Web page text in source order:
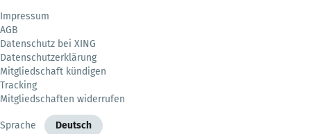
Impressum
AGB
Datenschutz bei XING
Datenschutzerklärung
Mitgliedschaft kündigen
Tracking
Mitgliedschaften widerrufen
Sprache Deutsch